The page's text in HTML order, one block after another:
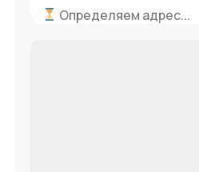
Определяем адрес...